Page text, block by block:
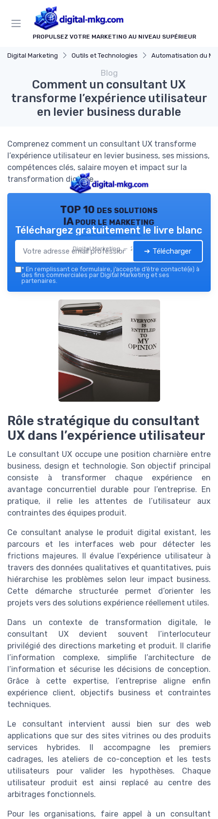
PROPULSEZ VOTRE MARKETING AU NIVEAU SUPÉRIEUR
Digital Marketing Outils et Technologies Automatisation du
Blog
Comment un consultant UX
transforme l’expérience utilisateur
en levier business durable
Comprenez comment un consultant UX transforme
l’expérience utilisateur en levier business, ses missions,
compétences clés, salaire moyen et impact sur la
transformation digitale.
TOP 10 des solutions
IA pour le marketing
Digital Marketing — 2026
Téléchargez gratuitement le livre blanc
➔ Télécharger
* En remplissant ce formulaire, j’accepte d’être contacté(e) à
des fins commerciales par Digital Marketing et ses
partenaires.
Rôle stratégique du consultant
UX dans l’expérience utilisateur
Le consultant UX occupe une position charnière entre
business, design et technologie. Son objectif principal
consiste à transformer chaque expérience en
avantage concurrentiel durable pour l’entreprise. En
pratique, il relie les attentes de l’utilisateur aux
contraintes des équipes produit.
Ce consultant analyse le produit digital existant, les
parcours et les interfaces web pour détecter les
frictions majeures. Il évalue l’expérience utilisateur à
travers des données qualitatives et quantitatives, puis
hiérarchise les problèmes selon leur impact business.
Cette démarche structurée permet d’orienter les
projets vers des solutions expérience réellement utiles.
Dans un contexte de transformation digitale, le
consultant UX devient souvent l’interlocuteur
privilégié des directions marketing et produit. Il clarifie
l’information complexe, simplifie l’architecture de
l’information et sécurise les décisions de conception.
Grâce à cette expertise, l’entreprise aligne enfin
expérience client, objectifs business et contraintes
techniques.
Le consultant intervient aussi bien sur des web
applications que sur des sites vitrines ou des produits
services hybrides. Il accompagne les premiers
cadrages, les ateliers de co-conception et les tests
utilisateurs pour valider les hypothèses. Chaque
utilisateur produit est ainsi replacé au centre des
arbitrages fonctionnels.
Pour les organisations, faire appel à un consultant
Panneau de gestion des cookies